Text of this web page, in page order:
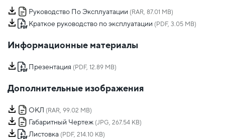
Руководство По Эксплуатации (RAR, 87.01 MB)
Краткое руководство по эксплуатации (PDF, 3.05 MB)
Информационные материалы
Презентация (PDF, 12.89 MB)
Дополнительные изображения
ОКЛ (RAR, 99.02 MB)
Габаритный Чертеж (JPG, 267.54 KB)
Листовка (PDF, 214.10 KB)